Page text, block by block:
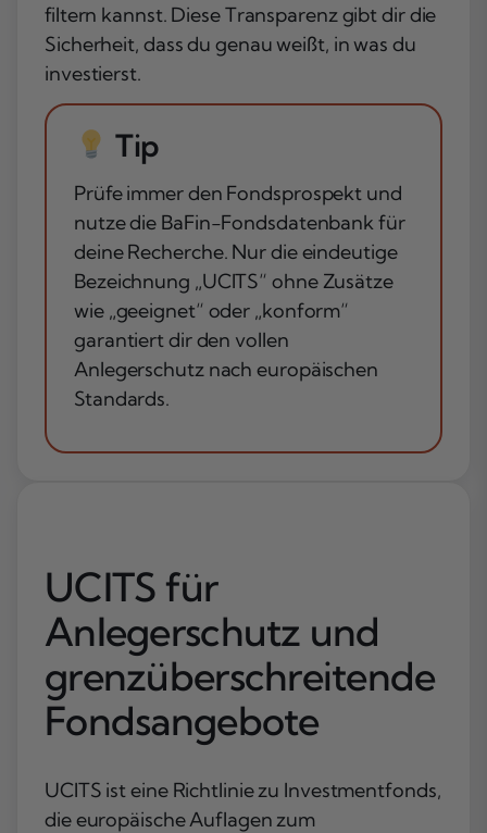
filtern kannst. Diese Transparenz gibt dir die
Sicherheit, dass du genau weißt, in was du
investierst.
Tip
Prüfe immer den Fondsprospekt und
nutze die BaFin-Fondsdatenbank für
deine Recherche. Nur die eindeutige
Bezeichnung „UCITS“ ohne Zusätze
wie „geeignet“ oder „konform“
garantiert dir den vollen
Anlegerschutz nach europäischen
Standards.
UCITS für
Anlegerschutz und
grenzüberschreitende
Fondsangebote
UCITS ist eine Richtlinie zu Investmentfonds,
die europäische Auflagen zum